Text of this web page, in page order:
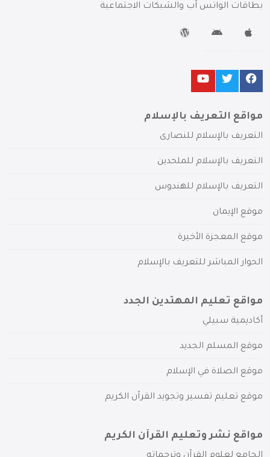
بطاقات الواتس آب والشبكات الاجتماعية
مواقع التعريف بالإسلام
التعريف بالإسلام للنصارى
التعريف بالإسلام للملحدين
التعريف بالإسلام للهندوس
موقع الإيمان
موقع المعجزة الأخيرة
الحوار المباشر للتعريف بالإسلام
مواقع تعليم المهتدين الجدد
أكاديمية سبيلي
موقع المسلم الجديد
موقع الصلاة في الإسلام
موقع تعليم تفسير وتجويد القرآن الكريم
مواقع نشر وتعليم القرآن الكريم